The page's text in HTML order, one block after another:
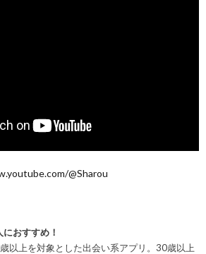
@Sharou
おすすめ！
以上を対象とした出会い系アプリ。30歳以上